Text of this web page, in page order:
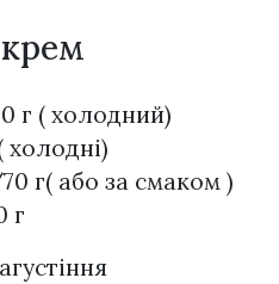
г ( холодний)
холодні)
г( або за смаком )
г